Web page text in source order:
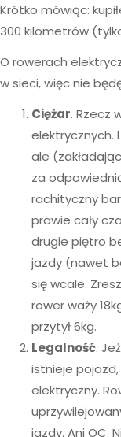
Krótko mówiąc:
300 kilometrów
O rowerach
w sieci, więc nie
Ciężar. Rzecz
elektrycznych.
ale
za
rachityczny
prawie cały
drugie piętro
jazdy (nawet
się wcale.
rower waży
przytył 6kg.
Legalność.
istnieje
elektryczny.
jazdy. Ani OC.